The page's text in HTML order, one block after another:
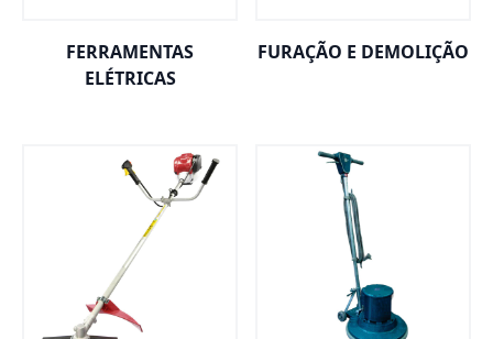
FERRAMENTAS
ELÉTRICAS
FURAÇÃO E DEMOLIÇÃO